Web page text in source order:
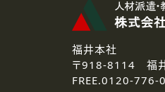
福井本社
〒918-8114 福
FREE.0120-776-